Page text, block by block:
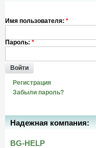
Имя пользователя: *
Пароль: *
Войти
Регистрация
Забыли пароль?
Надежная компания:
BG-HELP